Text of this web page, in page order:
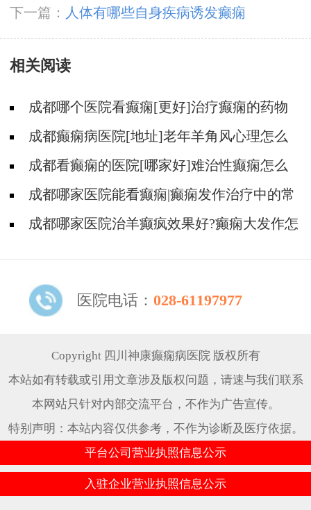
下一篇：
人体有哪些自身疾病诱发癫痫
相关阅读
成都哪个医院看癫痫[更好]治疗癫痫的药物
不良反应是什么?
成都癫痫病医院[地址]老年羊角风心理怎么
调整?成都看癫痫的医院[哪家好]难治性癫痫怎么
治疗呢?
成都哪家医院能看癫痫|癫痫发作治疗中的常
见问题。
成都哪家医院治羊癫疯效果好?癫痫大发作怎
医院电话： 028-61197977
Copyright 四川神康癫痫病医院 版权所有
本站如有转载或引用文章涉及版权问题，请速与我们联系
本网站只针对内部交流平台，不作为广告宣传。
特别声明：本站内容仅供参考，不作为诊断及医疗依据。
平台公司营业执照信息公示
入驻企业营业执照信息公示